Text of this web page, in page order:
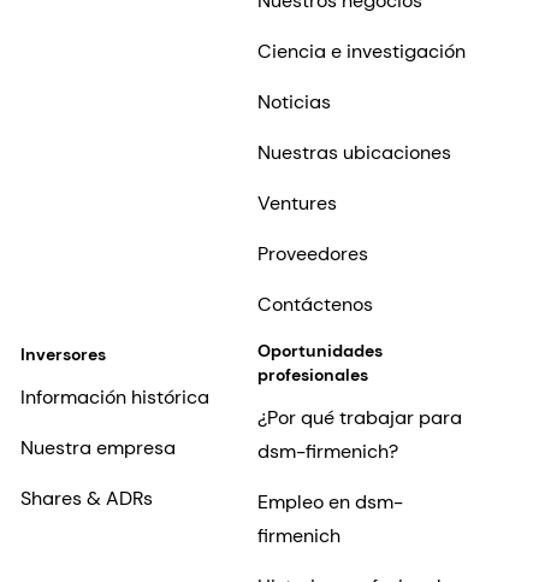
Ciencia e investigación
Noticias
Nuestras ubicaciones
Ventures
Proveedores
Contáctenos
Inversores
Información histórica
Nuestra empresa
Shares & ADRs
Oportunidades
profesionales
¿Por qué trabajar para
dsm-firmenich?
Empleo en dsm-
firmenich